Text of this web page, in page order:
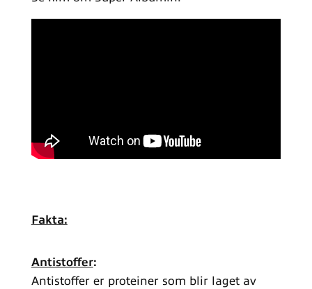
Fakta:
Antistoffer:
Antistoffer er proteiner som blir laget av